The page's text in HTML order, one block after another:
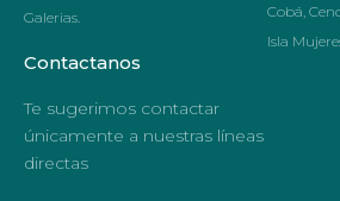
Galerias.
Cobá,
Isla
Contactanos
Te sugerimos contactar
únicamente a nuestras líneas
directas